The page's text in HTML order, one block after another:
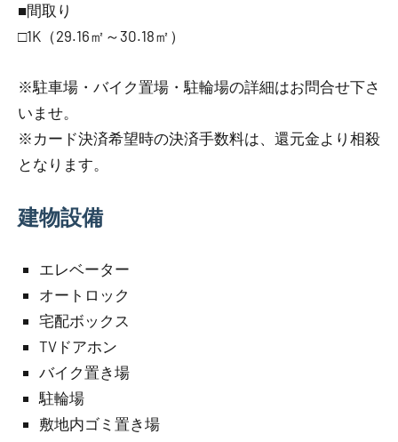
■間取り
□1K（29.16㎡～30.18㎡）
※駐車場・バイク置場・駐輪場の詳細はお問合せ下さ
いませ。
※カード決済希望時の決済手数料は、還元金より相殺
となります。
建物設備
エレベーター
オートロック
宅配ボックス
TVドアホン
バイク置き場
駐輪場
敷地内ゴミ置き場